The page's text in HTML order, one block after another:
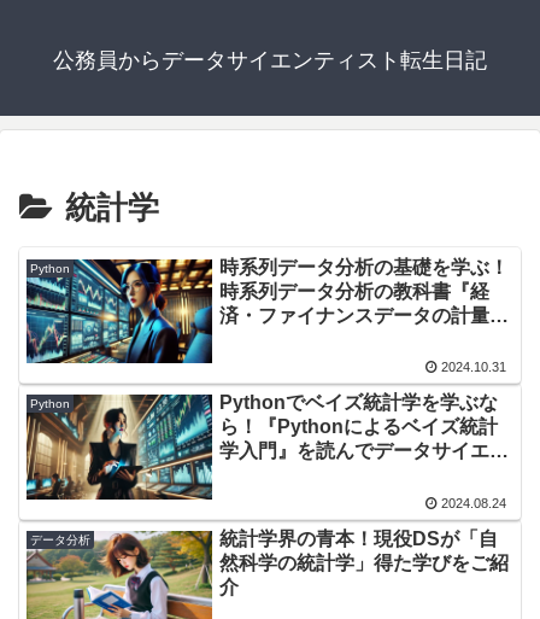
公務員からデータサイエンティスト転生日記
統計学
Python
時系列データ分析の基礎を学ぶ！
時系列データ分析の教科書『経
済・ファイナンスデータの計量時
2024.10.31
Python
Pythonでベイズ統計学を学ぶな
ら！『Pythonによるベイズ統計
学入門』を読んでデータサイエン
2024.08.24
データ分析
統計学界の青本！現役DSが「自
然科学の統計学」得た学びをご紹
介